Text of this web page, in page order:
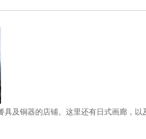
及铜器的店铺。这里还有日式画廊，以